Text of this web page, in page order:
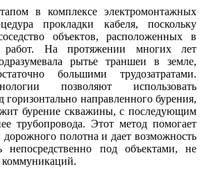
в комплексе электромонтажных
прокладки кабеля, поскольку
объектов, расположенных в
работ. На протяжении многих лет
рытье траншеи в земле,
большими трудозатратами.
позволяют использовать
направленного бурения,
бурение скважины, с последующим
трубопровода. Этот метод помогает
полотна и дает возможность
непосредственно под объектами, не
коммуникаций.